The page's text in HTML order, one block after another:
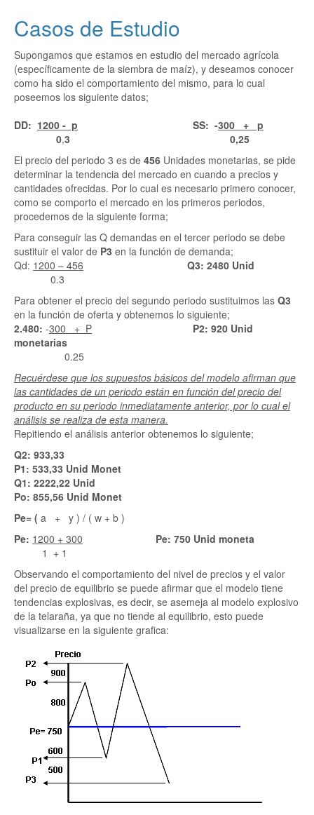
Casos de Estudio
Supongamos que estamos en estudio del mercado agrícola
(específicamente de la siembra de maíz), y deseamos conocer
como ha sido el comportamiento del mismo, para lo cual
poseemos los siguiente datos;
DD: 1200 - p SS: -300 + p
0,3 0,25
El precio del periodo 3 es de 456 Unidades monetarias, se pide
determinar la tendencia del mercado en cuando a precios y
cantidades ofrecidas. Por lo cual es necesario primero conocer,
como se comporto el mercado en los primeros periodos,
procedemos de la siguiente forma;
Para conseguir las Q demandas en el tercer periodo se debe
sustituir el valor de P3 en la función de demanda;
Qd: 1200 – 456
Q3: 2480 Unid
0.3
Para obtener el precio del segundo periodo sustituimos las Q3
en la función de oferta y obtenemos lo siguiente;
2.480: -300 + P
P2: 920 Unid
monetarias
0.25
Recuérdese que los supuestos básicos del modelo afirman que
las cantidades de un periodo están en función del precio del
producto en su periodo inmediatamente anterior, por lo cual el
análisis se realiza de esta manera.
Repitiendo el análisis anterior obtenemos lo siguiente;
Q2: 933,33
P1: 533,33 Unid Monet
Q1: 2222,22 Unid
Po: 855,56 Unid Monet
Pe= ( a + y ) / ( w + b )
Pe: 1200 + 300
Pe: 750 Unid moneta
1 + 1
Observando el comportamiento del nivel de precios y el valor
del precio de equilibrio se puede afirmar que el modelo tiene
tendencias explosivas, es decir, se asemeja al modelo explosivo
de la telaraña, ya que no tiende al equilibrio, esto puede
visualizarse en la siguiente grafica: